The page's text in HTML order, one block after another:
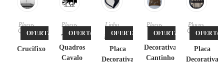
OFERTA!
Placas,
Quadro
s
Crucifixo
OFERTA!
Placas
Trio de
Quadros
Cavalo
OFERTA!
Linha
Pet,
Placas
Placa
Decorativa
OFERTA!
Placas
Placa
Decorativa
Cantinho
OFERTA!
Placas,
Quadro
s
Placa
Decorativa